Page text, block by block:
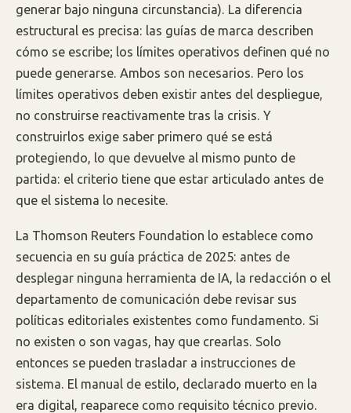
generar bajo ninguna circunstancia). La diferencia
estructural es precisa: las guías de marca describen
cómo se escribe; los límites operativos definen qué no
puede generarse. Ambos son necesarios. Pero los
límites operativos deben existir antes del despliegue,
no construirse reactivamente tras la crisis. Y
construirlos exige saber primero qué se está
protegiendo, lo que devuelve al mismo punto de
partida: el criterio tiene que estar articulado antes de
que el sistema lo necesite.
La Thomson Reuters Foundation lo establece como
secuencia en su guía práctica de 2025: antes de
desplegar ninguna herramienta de IA, la redacción o el
departamento de comunicación debe revisar sus
políticas editoriales existentes como fundamento. Si
no existen o son vagas, hay que crearlas. Solo
entonces se pueden trasladar a instrucciones de
sistema. El manual de estilo, declarado muerto en la
era digital, reaparece como requisito técnico previo.